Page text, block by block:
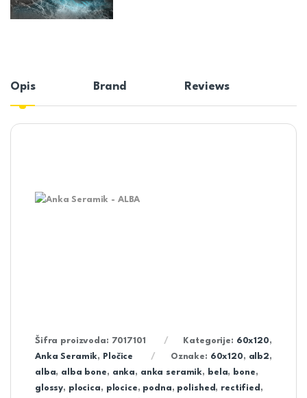
Opis Brand Reviews
Šifra proizvoda: 7017101 Kategorije: 60x120,
Anka Seramik, Pločice Oznake: 60x120, alb2,
alba, alba bone, anka, anka seramik, bela, bone,
glossy, plocica, plocice, podna, polished , rectified ,